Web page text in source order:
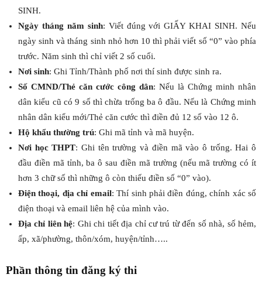
SINH.
Ngày tháng năm sinh: Viết đúng với GIẤY KHAI SINH. Nếu
ngày sinh và tháng sinh nhỏ hơn 10 thì phải viết số “0” vào phía
trước. Năm sinh thì chỉ viết 2 số cuối.
Nơi sinh: Ghi Tỉnh/Thành phố nơi thí sinh được sinh ra.
Số CMND/Thẻ căn cước công dân: Nếu là Chứng minh nhân
dân kiểu cũ có 9 số thì chừa trống ba ô đầu. Nếu là Chứng minh
nhân dân kiểu mới/Thẻ căn cước thì điền đủ 12 số vào 12 ô.
Hộ khẩu thường trú: Ghi mã tỉnh và mã huyện.
Nơi học THPT: Ghi tên trường và điền mã vào ô trống. Hai ô
đầu điền mã tỉnh, ba ô sau điền mã trường (nếu mã trường có ít
hơn 3 chữ số thì những ô còn thiếu điền số “0” vào).
Điện thoại, địa chỉ email: Thí sinh phải điền đúng, chính xác số
điện thoại và email liên hệ của mình vào.
Địa chỉ liên hệ: Ghi chi tiết địa chỉ cư trú từ đến số nhà, số hẻm,
ấp, xã/phường, thôn/xóm, huyện/tỉnh…..
Phần thông tin đăng ký thi